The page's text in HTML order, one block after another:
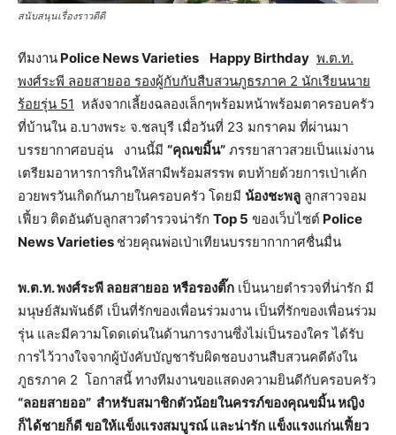
สนับสนุนเรื่องราวดีดี
ทีมงาน Police News Varieties Happy Birthday พ.ต.ท.
พงศ์ระพี ลอยสายออ รองผู้กับกับสืบสวนภูธรภาค 2 นักเรียนนาย
ร้อยรุ่น 51 หลังจากเลี้ยงฉลองเล็กๆพร้อมหน้าพร้อมตาครอบครัว
ที่บ้านใน อ.บางพระ จ.ชลบุรี เมื่อวันที่ 23 มกราคม ที่ผ่านมา
บรรยากาศอบอุ่น งานนี้มี “คุณขมิ้น” ภรรยาสาวสวยเป็นแม่งาน
เตรียมอาหารการกินให้สามีพร้อมสรรพ ตบท้ายด้วยการเป่าเค้ก
อวยพรวันเกิดกันภายในครอบครัว โดยมี น้องชะพลู ลูกสาวจอม
เฟี้ยว ติดอันดับลูกสาวตำรวจน่ารัก Top 5 ของเว็บไซต์ Police
News Varieties ช่วยคุณพ่อเป่าเทียนบรรยากากาศชื่นมื่น
พ.ต.ท. พงศ์ระพี ลอยสายออ หรือรองติ๊ก เป็นนายตำรวจที่น่ารัก มี
มนุษย์สัมพันธ์ดี เป็นที่รักของเพื่อนร่วมงาน เป็นที่รักของเพื่อนร่วม
รุ่น และมีความโดดเด่นในด้านการงานซึ่งไม่เป็นรองใคร ได้รับ
การไว้วางใจจากผู้บังคับบัญชารับผิดชอบงานสืบสวนคดีดังใน
ภูธรภาค 2 โอกาสนี้ ทางทีมงานขอแสดงความยินดีกับครอบครัว
“ลอยสายออ” สำหรับสมาชิกตัวน้อยในครรภ์ของคุณขมิ้น หญิง
ก็ได้ชายก็ดี ขอให้แข็งแรงสมบูรณ์ และน่ารัก แข็งแรงแก่นเฟี้ยว